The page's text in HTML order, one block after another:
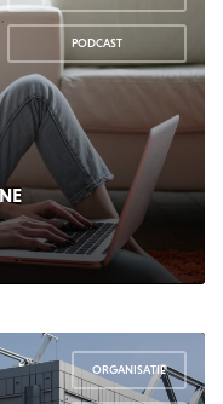
,
PODCAST
ORGANISATIE
,